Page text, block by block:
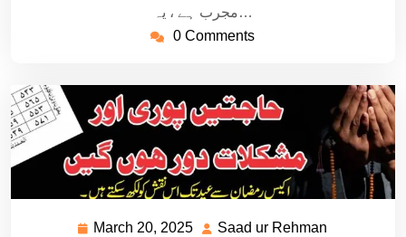
مجرب ہے ، یہ…
0 Comments
March 20, 2025 MarchSaad ur Rehman